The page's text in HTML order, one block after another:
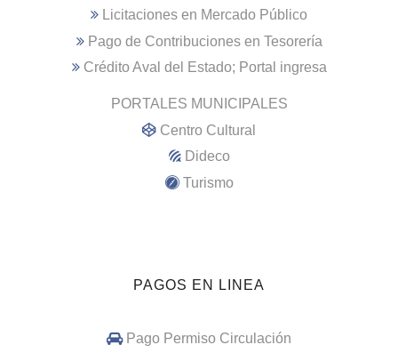
Licitaciones en Mercado Público
Pago de Contribuciones en Tesorería
Crédito Aval del Estado; Portal ingresa
PORTALES MUNICIPALES
Centro Cultural
Dideco
Turismo
PAGOS EN LINEA
Pago Permiso Circulación